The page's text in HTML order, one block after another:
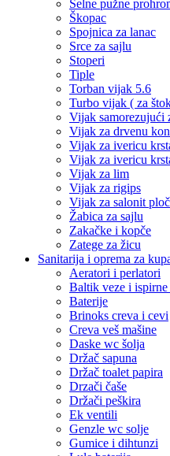
Šelne pužne
Škopac
Spojnica za lanac
Srce za sajlu
Stoperi
Tiple
Torban vijak 5.6
Turbo vijak ( za
Vijak samorezujući
Vijak za drvenu
Vijak za ivericu
Vijak za ivericu
Vijak za lim
Vijak za rigips
Vijak za salonit
Žabica za sajlu
Zakačke i kopče
Zatege za žicu
Sanitarija i oprema za
Aeratori i perlatori
Baltik veze i
Baterije
Brinoks creva i cevi
Creva veš mašine
Daske wc šolja
Držač sapuna
Držač toalet papira
Drzači čaše
Držači peškira
Ek ventili
Genzle wc solje
Gumice i dihtunzi